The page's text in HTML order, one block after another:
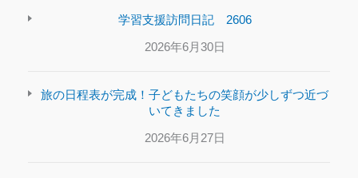
学習支援訪問日記 2606
2026年6月30日
旅の日程表が完成！子どもたちの笑顔が少しずつ近づ
いてきました
2026年6月27日